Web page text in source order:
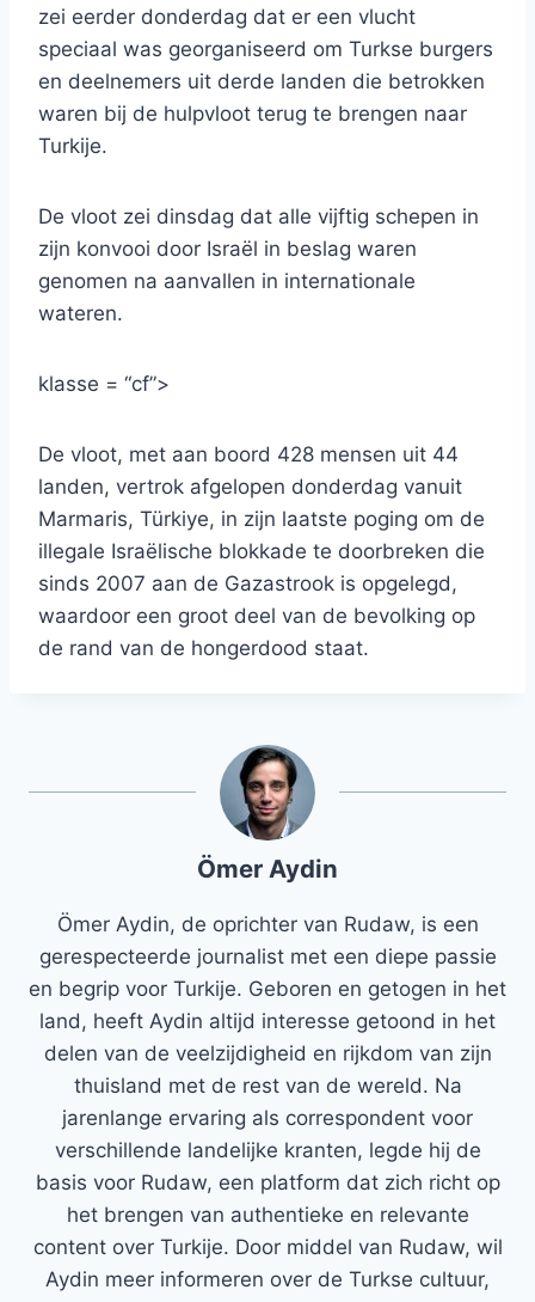
zei eerder donderdag dat er een vlucht
speciaal was georganiseerd om Turkse burgers
en deelnemers uit derde landen die betrokken
waren bij de hulpvloot terug te brengen naar
Turkije.
De vloot zei dinsdag dat alle vijftig schepen in
zijn konvooi door Israël in beslag waren
genomen na aanvallen in internationale
wateren.
klasse = “cf”>
De vloot, met aan boord 428 mensen uit 44
landen, vertrok afgelopen donderdag vanuit
Marmaris, Türkiye, in zijn laatste poging om de
illegale Israëlische blokkade te doorbreken die
sinds 2007 aan de Gazastrook is opgelegd,
waardoor een groot deel van de bevolking op
de rand van de hongerdood staat.
Ömer Aydin
Ömer Aydin, de oprichter van Rudaw, is een
gerespecteerde journalist met een diepe passie
en begrip voor Turkije. Geboren en getogen in het
land, heeft Aydin altijd interesse getoond in het
delen van de veelzijdigheid en rijkdom van zijn
thuisland met de rest van de wereld. Na
jarenlange ervaring als correspondent voor
verschillende landelijke kranten, legde hij de
basis voor Rudaw, een platform dat zich richt op
het brengen van authentieke en relevante
content over Turkije. Door middel van Rudaw, wil
Aydin meer informeren over de Turkse cultuur,